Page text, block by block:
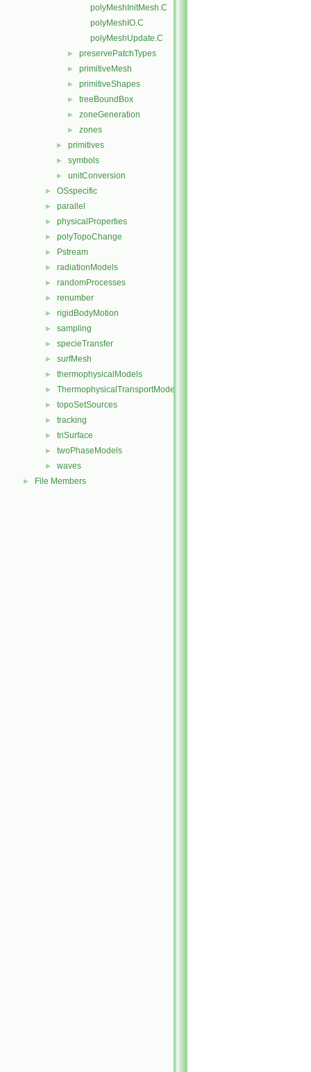
polyMeshInitMesh.C
polyMeshIO.C
polyMeshUpdate.C
► preservePatchTypes
► primitiveMesh
► primitiveShapes
► treeBoundBox
► zoneGeneration
► zones
► primitives
► symbols
► unitConversion
► OSspecific
► parallel
► physicalProperties
► polyTopoChange
► Pstream
► radiationModels
► randomProcesses
► renumber
► rigidBodyMotion
► sampling
► specieTransfer
► surfMesh
► thermophysicalModels
► ThermophysicalTransportModels
► topoSetSources
► tracking
► triSurface
► twoPhaseModels
► waves
► File Members